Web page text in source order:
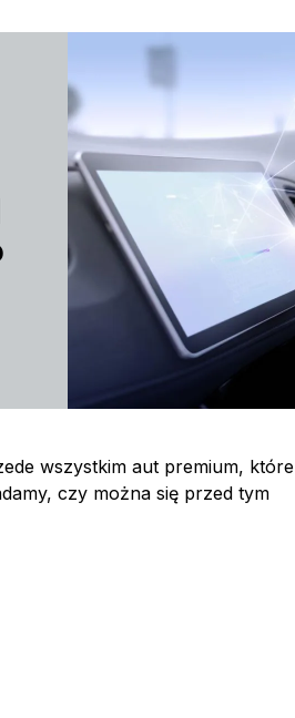
wszystkim aut premium, które
czy można się przed tym